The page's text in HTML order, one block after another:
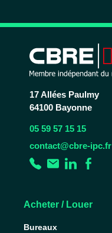
17 Allées Paulmy
64100 Bayonne
05 59 57 15 15
contact@cbre-ipc.fr
Acheter / Louer
Bureaux